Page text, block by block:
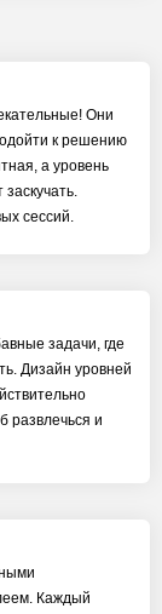
Они
к решению
а уровень
сессий.
задачи, где
Дизайн уровней
развлечься и
Каждый